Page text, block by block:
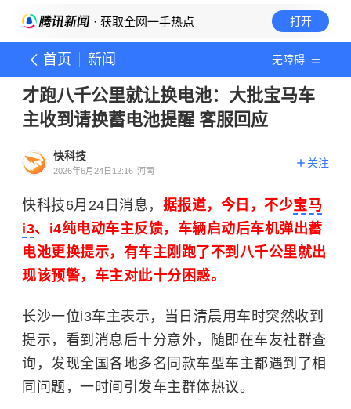
· 获取全网一手热点 打开
首页 新闻 无障碍
才跑八千公里就让换电池：大批宝马车
主收到请换蓄电池提醒 客服回应
快科技
2026年6月24日12:16 河南
关注
快科技6月24日消息， 据报道，今日，不少宝马
i3、i4纯电动车主反馈，车辆启动后车机弹出蓄
电池更换提示，有车主刚跑了不到八千公里就出
现该预警，车主对此十分困惑。
长沙一位i3车主表示，当日清晨用车时突然收到
提示，看到消息后十分意外，随即在车友社群查
询，发现全国各地多名同款车型车主都遇到了相
同问题，一时间引发车主群体热议。